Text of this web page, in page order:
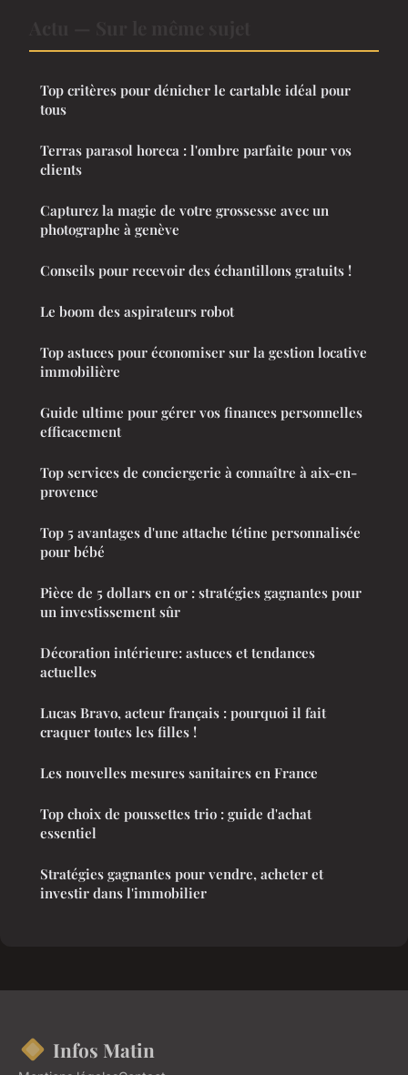
Top critères pour dénicher le cartable idéal pour
tous
Terras parasol horeca : l'ombre parfaite pour vos
clients
Capturez la magie de votre grossesse avec un
photographe à genève
Conseils pour recevoir des échantillons gratuits !
Le boom des aspirateurs robot
Top astuces pour économiser sur la gestion locative
immobilière
Guide ultime pour gérer vos finances personnelles
efficacement
Top services de conciergerie à connaître à aix-en-
provence
Top 5 avantages d'une attache tétine personnalisée
pour bébé
Pièce de 5 dollars en or : stratégies gagnantes pour
un investissement sûr
Décoration intérieure: astuces et tendances
actuelles
Lucas Bravo, acteur français : pourquoi il fait
craquer toutes les filles !
Les nouvelles mesures sanitaires en France
Top choix de poussettes trio : guide d'achat
essentiel
Stratégies gagnantes pour vendre, acheter et
investir dans l'immobilier
Infos Matin